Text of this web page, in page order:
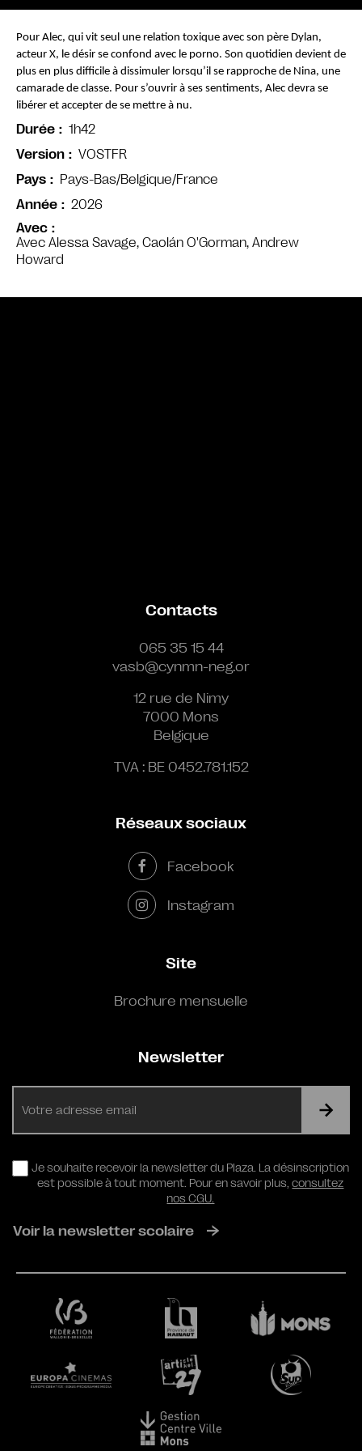
Avec
Avec Alessa Savage, Caolán O'Gorman, Andrew
Howard
Pour Alec, qui vit seul une relation toxique avec son père Dylan,
acteur X, le désir se confond avec le porno. Son quotidien devient de
plus en plus difficile à dissimuler lorsqu’il se rapproche de Nina, une
camarade de classe. Pour s’ouvrir à ses sentiments, Alec devra se
libérer et accepter de se mettre à nu.
Durée
1h42
Version
VOSTFR
Pays
Pays-Bas/Belgique/France
Année
2026
Contacts
065 35 15 44
vasb@cynmn-neg.or
12 rue de Nimy
7000 Mons
Belgique
TVA : BE 0452.781.152
Réseaux sociaux
Facebook
Instagram
Site
Brochure mensuelle
Newsletter
RGPD
Je souhaite recevoir la newsletter du Plaza. La désinscription
est possible à tout moment. Pour en savoir plus,consultez
nos CGU.
Voir la newsletter scolaire